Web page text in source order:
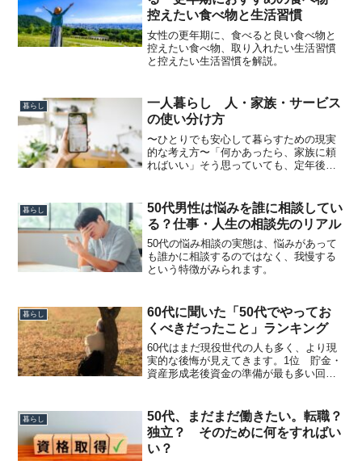
控えたい食べ物と生活習慣
女性の更年期に、食べると良い食べ物と
控えたい食べ物、取り入れたい生活習慣
と控えたい生活習慣を解説。
暮らし
一人暮らし 人・家族・サービス
の使い分け方
〜ひとりでも安心して暮らすための現実
的な考え方〜「何かあったら、家族に頼
ればいい」そう思っていても、定年後の
任せるのも違う気がする」と感じる人も
多いはずです。大切なのは...
暮らし
50代男性は悩みを誰に相談してい
る？仕事・人生の相談先のリアル
50代の悩み相談の実態は、悩みがあって
も誰かに相談するのではなく、我慢する
という特徴がみられます。
暮らし
60代に聞いた「50代でやってお
くべきだったこと」ランキング
60代はまだ現役世代の人も多く、より現
実的な後悔が見えてきます。1位 貯金・
資産形成老後資金の準備が最も多い回答
後のチャンスです。2位 仕事のスキルア
ップITや専...
暮らし
50代、まだまだ働きたい。転職？
独立？ そのために何をすればい
い？